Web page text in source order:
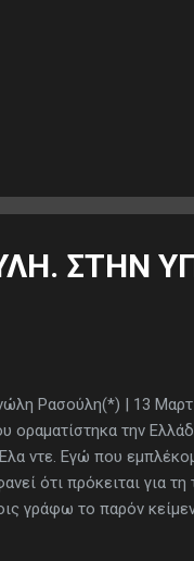
ΣΤΗΝ
Ρασούλη(*) | 13
την
ντε. Εγώ που
ότι πρόκειται για τη
γράφω το παρόν